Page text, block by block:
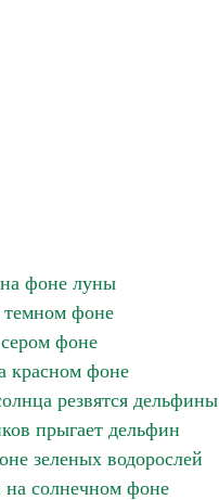
фоне луны
темном фоне
фоне
красном фоне
резвятся дельфины
прыгает дельфин
зеленых водорослей
солнечном фоне